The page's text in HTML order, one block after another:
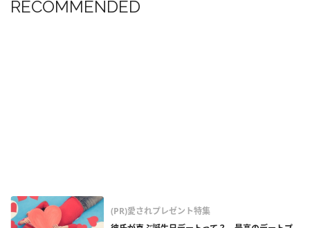
RECOMMENDED
(PR)愛されプレゼント特集